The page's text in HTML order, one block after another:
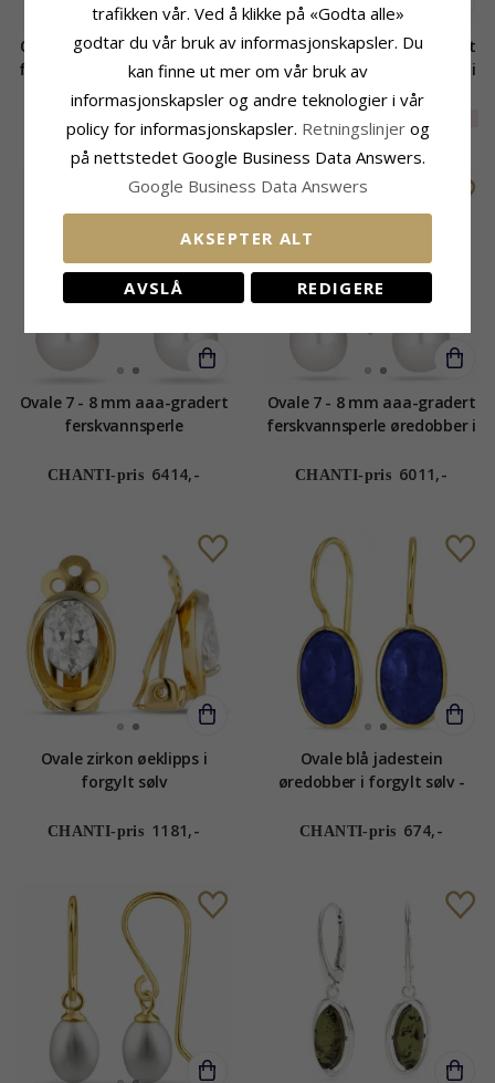
Ovale 7 - 8 mm aaa-gradert
ferskvannsperle øredobber i
14 karat gull med
7026,-
Ovale 8 - 9 mm aaa-gradert
ferskvannsperle øredobber i
14 karat gull med
diamanter
CHANTI-pris
8733,-
25%
Ovale 7 - 8 mm aaa-gradert
ferskvannsperle
gull med diamanter
CHANTI-pris 6414,-
Ovale 7 - 8 mm aaa-gradert
ferskvannsperle øredobber i
CHANTI-pris 6011,-
Ovale zirkon øeklipps i
forgylt sølv
CHANTI-pris 1181,-
Ovale blå jadestein
øredobber i forgylt sølv -
CHANTI-pris 674,-
trafikken vår. Ved å klikke på «Godta alle»
godtar du vår bruk av informasjonskapsler. Du
kan finne ut mer om vår bruk av
informasjonskapsler og andre teknologier i vår
policy for informasjonskapsler. Retningslinjer og
på nettstedet Google Business Data Answers.
Google Business Data Answers
AKSEPTER ALT
AVSLÅ REDIGERE